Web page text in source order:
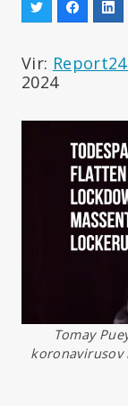
Vir:
2024
Tomay
koronavirusov